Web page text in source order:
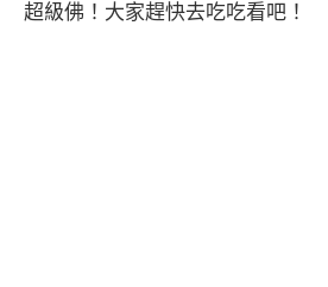
超級佛！大家趕快去吃吃看吧！